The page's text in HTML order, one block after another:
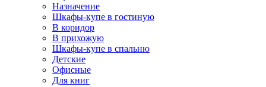
Назначение
Шкафы-купе в гостиную
В коридор
В прихожую
Шкафы-купе в спальню
Детские
Офисные
Для книг